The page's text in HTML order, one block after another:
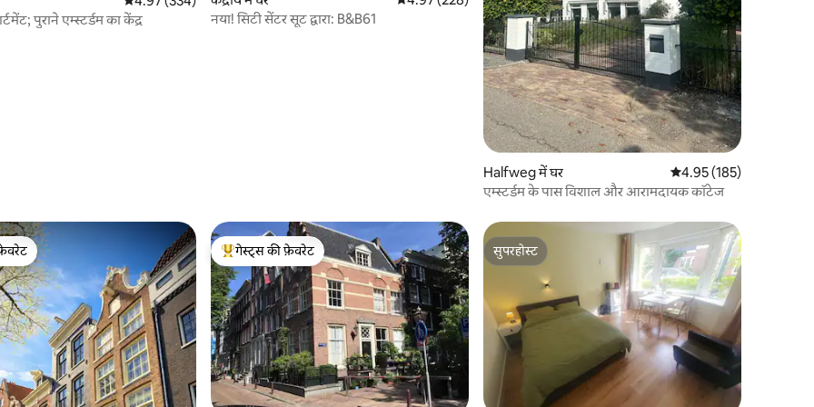
पुराने एम्स्टर्डम का केंद्र
नया! सिटी सेंटर सूट द्वारा: B&B61
Halfweg में घर औसत रेटिंग 5 में से 4.95,
4.95 (185)
एम्स्टर्डम के पास विशाल और आरामदायक कॉटेज
गेस्ट्स का टॉप फ़ेवरेट
गेस्ट्स की फ़ेवरेट
सुपरहोस्ट
सुपरहोस्ट